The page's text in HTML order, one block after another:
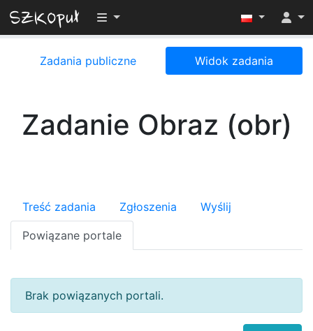
Przełącz widoczność menu
Zadania publiczne Widok zadania
Zadanie Obraz (obr)
Treść zadania Zgłoszenia Wyślij
Powiązane portale
Brak powiązanych portali.